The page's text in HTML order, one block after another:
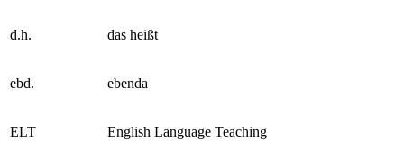
d.h. das heißt
ebd. ebenda
ELT English Language Teaching